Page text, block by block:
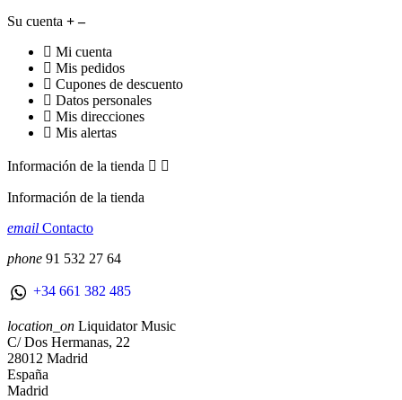
Su cuenta
Mi cuenta
Mis pedidos
Cupones de descuento
Datos personales
Mis direcciones
Mis alertas
Información de la tienda  
Información de la tienda
email Contacto
phone 91 532 27 64
+34 661 382 485
location_on Liquidator Music
C/ Dos Hermanas, 22
28012 Madrid
España
Madrid